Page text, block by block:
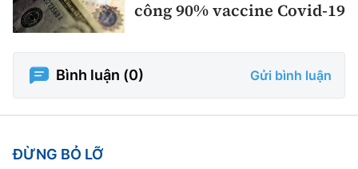
công 90% vaccine Covid-19
Bình luận (0) Gửi bình luận
ĐỪNG BỎ LỠ